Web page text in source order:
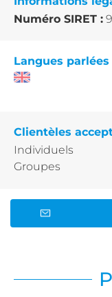
Numéro SIRET :
Langues parlées
Clientèles
Individuels
Groupes